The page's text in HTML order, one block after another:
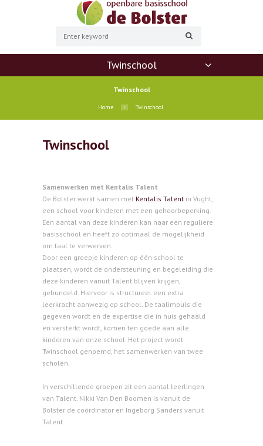
Twinschool
Twinschool
Home Twinschool
Twinschool
Samenwerken met Kentalis Talent
De Bolster werkt samen met Kentalis Talent in Vught,
een school voor kinderen met een gehoorbeperking.
Een aantal van deze kinderen kan naar een reguliere
basisschool en heeft zo optimaal de mogelijkheid
om taal te verwerven.
Door een groepje kinderen op één school te
plaatsen, wordt de ondersteuning en begeleiding die
deze kinderen vanuit Talent blijven krijgen,
gebundeld. Hiervoor is structureel een extra
leerkracht aanwezig op school. De taalimpuls die
gegeven wordt en de expertise die in huis gehaald
en versterkt wordt, komen ten goede aan alle
kinderen van onze school. Het project wordt
Twinschool genoemd, het samenwerken van twee
scholen.
In verschillende groepen zit een aantal leerlingen
van Talent. Nikki Van Den Boomen is vanuit de
Bolster de coördinator en Ingeborg Sanders vanuit
Talent